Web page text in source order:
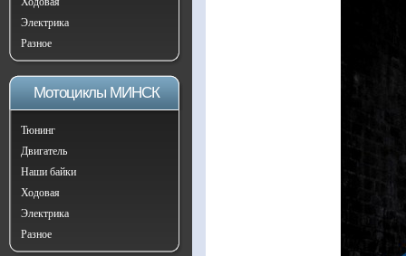
Электрика
Разное
Мотоциклы МИНСК
Тюнинг
Двигатель
Наши байки
Ходовая
Электрика
Разное